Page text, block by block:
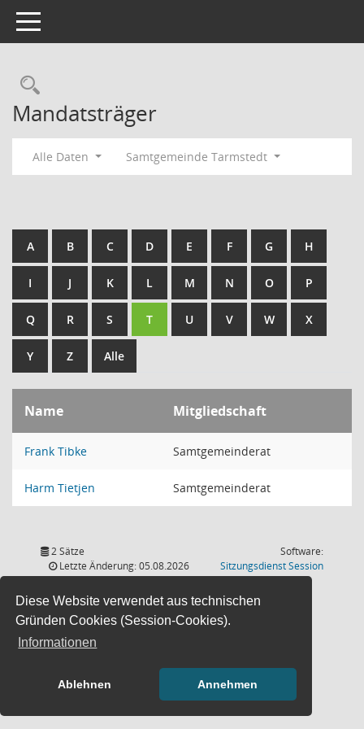
Diese Website verwendet aus technischen
Gründen Cookies (Session-Cookies).
Informationen
Ablehnen Annehmen
Toggle navigation
Rechercheauswahl
Mandatsträger
Alle Daten Samtgemeinde Tarmstedt
A B C D E F G H
I J K L M N O P
Q R S T U V W X
Y Z Alle
Name Mitgliedschaft
Frank Tibke Samtgemeinderat
Harm Tietjen Samtgemeinderat
2 Sätze
Letzte Änderung: 05.08.2026
18:01:05
Software:
SitzungsdienstSession(Wird in